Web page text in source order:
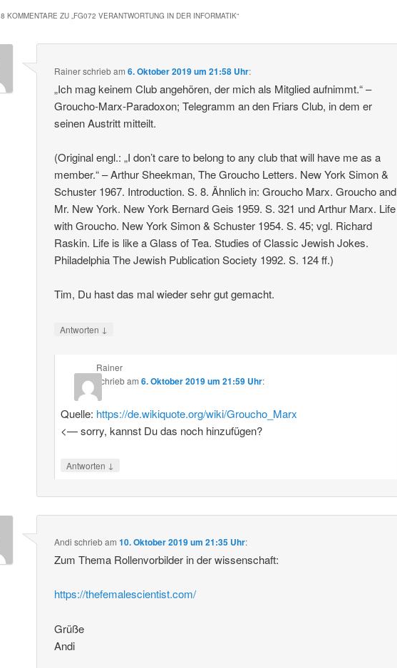
8 KOMMENTARE ZU „FG072 VERANTWORTUNG IN DER INFORMATIK“
Rainerschriebam6. Oktober 2019 um 21:58 Uhr:
„Ich mag keinem Club angehören, der mich als Mitglied aufnimmt.“ –
Groucho-Marx-Paradoxon; Telegramm an den Friars Club, in dem er
seinen Austritt mitteilt.
(Original engl.: „I don’t care to belong to any club that will have me as a
member.“ – Arthur Sheekman, The Groucho Letters. New York Simon &
Schuster 1967. Introduction. S. 8. Ähnlich in: Groucho Marx. Groucho and
Mr. New York. New York Bernard Geis 1959. S. 321 und Arthur Marx. Life
with Groucho. New York Simon & Schuster 1954. S. 45; vgl. Richard
Raskin. Life is like a Glass of Tea. Studies of Classic Jewish Jokes.
Philadelphia The Jewish Publication Society 1992. S. 124 ff.)
Tim, Du hast das mal wieder sehr gut gemacht.
Antworten ↓
Rainer
schriebam 6. Oktober 2019 um 21:59 Uhr:
Quelle: https://de.wikiquote.org/wiki/Groucho_Marx
<— sorry, kannst Du das noch hinzufügen?
Antworten ↓
Andi schriebam10. Oktober 2019 um 21:35 Uhr:
Zum Thema Rollenvorbilder in der wissenschaft:
https://thefemalescientist.com/
Grüße
Andi